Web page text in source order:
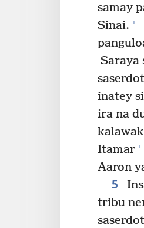
samay
Sinai. +
Saraya
inatey
ira na
Itamar +
Aaron
5
tribu